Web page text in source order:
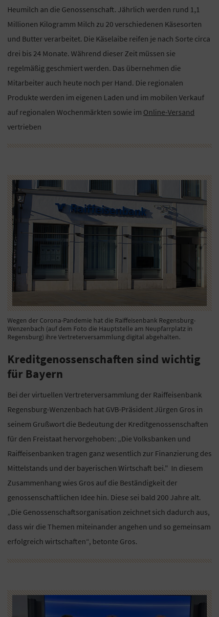
Heumilch an die Genossenschaft. Jährlich werden rund 1,1
Millionen Kilogramm Milch zu 20 verschiedenen Käsesorten
und Butter verarbeitet. Die Käselaibe reifen je nach Sorte circa
drei bis 24 Monate. Während dieser Zeit müssen sie
regelmäßig geschmiert werden. Das übernehmen die
Mitarbeiter auch heute noch per Hand. Die regionalen
Produkte werden im eigenen Laden und im mobilen Verkauf
auf regionalen Wochenmärkten sowie im Online-Versand
vertrieben
Wegen der Corona-Pandemie hat die Raiffeisenbank Regensburg-
Wenzenbach (auf dem Foto die Hauptstelle am Neupfarrplatz in
Regensburg) ihre Vertreterversammlung digital abgehalten.
Kreditgenossenschaften sind wichtig
für Bayern
Bei der virtuellen Vertreterversammlung der Raiffeisenbank
Regensburg-Wenzenbach hat GVB-Präsident Jürgen Gros in
seinem Grußwort die Bedeutung der Kreditgenossenschaften
für den Freistaat hervorgehoben: „Die Volksbanken und
Raiffeisenbanken tragen ganz wesentlich zur Finanzierung des
Mittelstands und der bayerischen Wirtschaft bei." In diesem
Zusammenhang wies Gros auf die Beständigkeit der
genossenschaftlichen Idee hin. Diese sei bald 200 Jahre alt.
„Die Genossenschaftsorganisation zeichnet sich dadurch aus,
dass wir die Themen miteinander angehen und so gemeinsam
erfolgreich wirtschaften“, betonte Gros.